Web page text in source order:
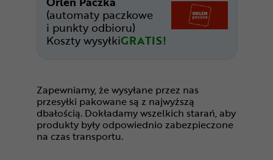
(automaty paczkowe
i punkty odbioru)
Koszty wysyłkiGRATIS!
Zapewniamy, że wysyłane przez nas
przesyłki pakowane są z najwyższą
dbałością. Dokładamy wszelkich starań, aby
produkty były odpowiednio zabezpieczone
na czas transportu.